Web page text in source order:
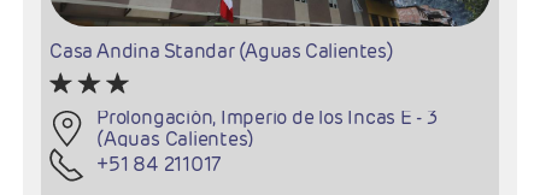
Casa Andina Standar (Aguas Calientes)
Prolongación, Imperio de los Incas E - 3
(Aguas Calientes)
+51 84 211017